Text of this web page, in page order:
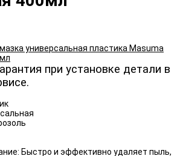
при установке детали в
Быстро и эффективно удаляет пыль,